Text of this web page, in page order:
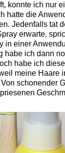
konnte ich nur
hatte die
Jedenfalls tat
erwarte,
in einer
habe ich dann
habe ich
meine Haare
Von schonender